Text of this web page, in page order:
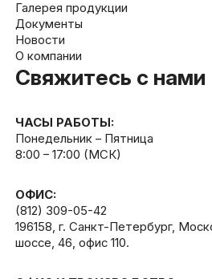
Галерея продукции
Документы
Новости
О компании
Свяжитесь с нами
ЧАСЫ РАБОТЫ:
Понедельник – Пятница
8:00 – 17:00 (МСК)
ОФИС:
(812) 309-05-42
196158, г. Санкт-Петербург,
шоссе, 46, офис 110.